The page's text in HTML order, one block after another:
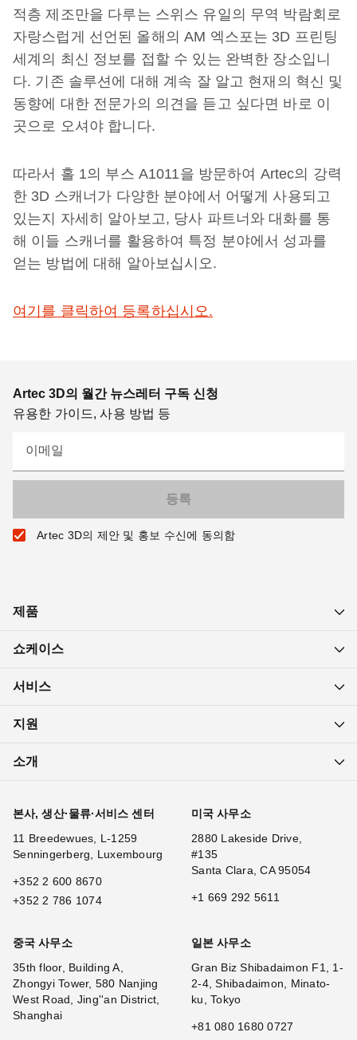
적층 제조만을 다루는 스위스 유일의 무역 박람회로
자랑스럽게 선언된 올해의 AM 엑스포는 3D 프린팅
세계의 최신 정보를 접할 수 있는 완벽한 장소입니
다. 기존 솔루션에 대해 계속 잘 알고 현재의 혁신 및
동향에 대한 전문가의 의견을 듣고 싶다면 바로 이
곳으로 오셔야 합니다.
따라서 홀 1의 부스 A1011을 방문하여 Artec의 강력
한 3D 스캐너가 다양한 분야에서 어떻게 사용되고
있는지 자세히 알아보고, 당사 파트너와 대화를 통
해 이들 스캐너를 활용하여 특정 분야에서 성과를
얻는 방법에 대해 알아보십시오.
여기를 클릭하여 등록하십시오.
Artec 3D의 월간 뉴스레터 구독 신청
유용한 가이드, 사용 방법 등
이메일
Artec 3D의 제안 및 홍보 수신에 동의함
제품
쇼케이스
서비스
지원
소개
본사, 생산·물류·서비스 센터
11 Breedewues, L-1259
Senningerberg, Luxembourg
+352 2 600 8670
+352 2 786 1074
미국 사무소
2880 Lakeside Drive,
#135
Santa Clara, CA 95054
+1 669 292 5611
중국 사무소
35th floor, Building A,
Zhongyi Tower, 580 Nanjing
West Road, Jing''an District,
Shanghai
일본 사무소
Gran Biz Shibadaimon F1, 1-
2-4, Shibadaimon, Minato-
ku, Tokyo
+81 080 1680 0727